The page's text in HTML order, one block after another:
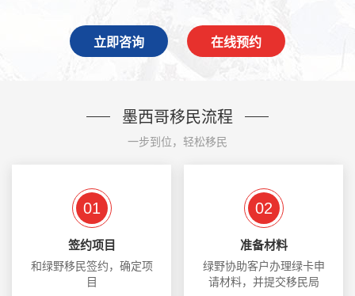
立即咨询 在线预约
墨西哥移民流程
一步到位，轻松移民
01
签约项目
和绿野移民签约，确定项
目
02
准备材料
绿野协助客户办理绿卡申
请材料，并提交移民局